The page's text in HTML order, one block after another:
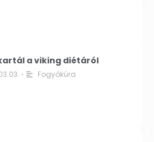
a viking diétáról
• Fogyókúra